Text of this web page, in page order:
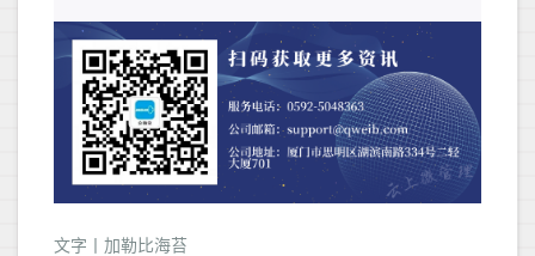
文字丨加勒比海苔